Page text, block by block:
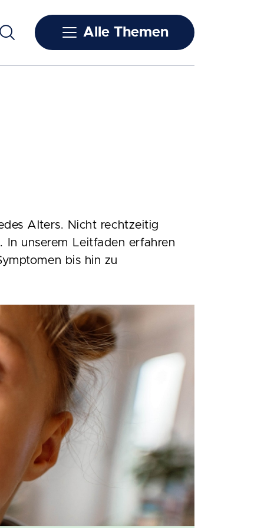
Alle Themen
Alters. Nicht rechtzeitig
In unserem Leitfaden erfahren
bis hin zu